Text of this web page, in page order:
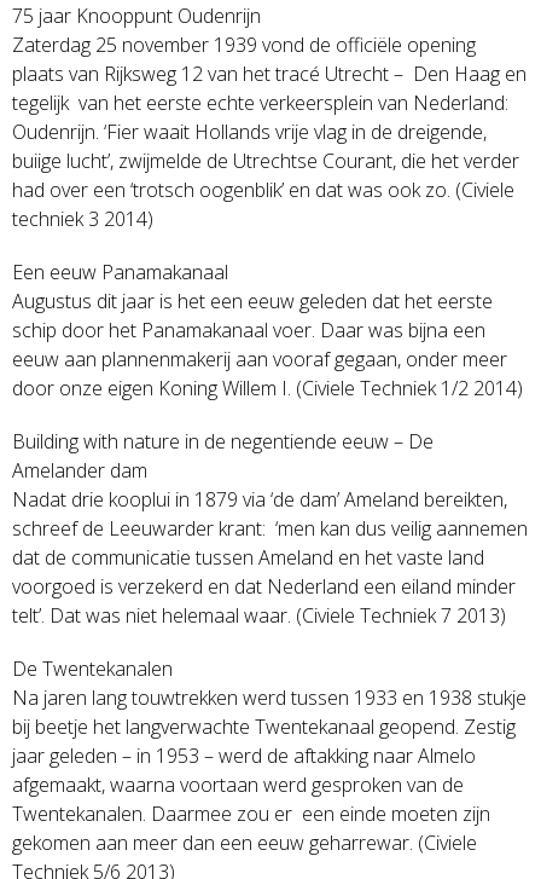
75 jaar Knooppunt Oudenrijn
Zaterdag 25 november 1939 vond de officiële opening
plaats van Rijksweg 12 van het tracé Utrecht – Den Haag en
tegelijk van het eerste echte verkeersplein van Nederland:
Oudenrijn. ‘Fier waait Hollands vrije vlag in de dreigende,
buiige lucht’, zwijmelde de Utrechtse Courant, die het verder
had over een ‘trotsch oogenblik’ en dat was ook zo. (Civiele
techniek 3 2014)
Een eeuw Panamakanaal
Augustus dit jaar is het een eeuw geleden dat het eerste
schip door het Panamakanaal voer. Daar was bijna een
eeuw aan plannenmakerij aan vooraf gegaan, onder meer
door onze eigen Koning Willem I. (Civiele Techniek 1/2 2014)
Building with nature in de negentiende eeuw – De
Amelander dam
Nadat drie kooplui in 1879 via ‘de dam’ Ameland bereikten,
schreef de Leeuwarder krant: ‘men kan dus veilig aannemen
dat de communicatie tussen Ameland en het vaste land
voorgoed is verzekerd en dat Nederland een eiland minder
telt’. Dat was niet helemaal waar. (Civiele Techniek 7 2013)
De Twentekanalen
Na jaren lang touwtrekken werd tussen 1933 en 1938 stukje
bij beetje het langverwachte Twentekanaal geopend. Zestig
jaar geleden – in 1953 – werd de aftakking naar Almelo
afgemaakt, waarna voortaan werd gesproken van de
Twentekanalen. Daarmee zou er een einde moeten zijn
gekomen aan meer dan een eeuw geharrewar. (Civiele
Techniek 5/6 2013)